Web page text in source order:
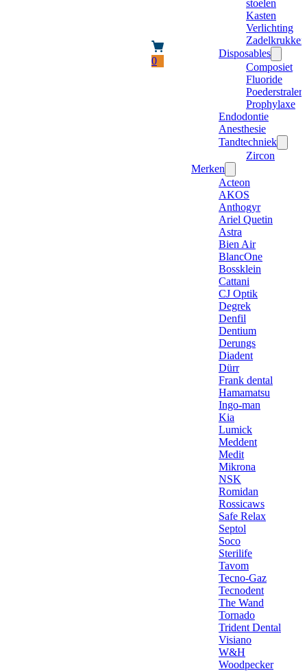
0
stoelen
Kasten
Verlichting
Zadelkrukken
Disposables
Composiet
Fluoride
Poederstraler
Prophylaxe
Endodontie
Anesthesie
Tandtechniek
Zircon
Merken
Acteon
AKOS
Anthogyr
Ariel Quetin
Astra
Bien Air
BlancOne
Bossklein
Cattani
CJ Optik
Degrek
Denfil
Dentium
Derungs
Diadent
Dürr
Frank dental
Hamamatsu
Ingo-man
Kia
Lumick
Meddent
Medit
Mikrona
NSK
Romidan
Rossicaws
Safe Relax
Septol
Soco
Sterilife
Tavom
Tecno-Gaz
Tecnodent
The Wand
Tornado
Trident Dental
Visiano
W&H
Woodpecker